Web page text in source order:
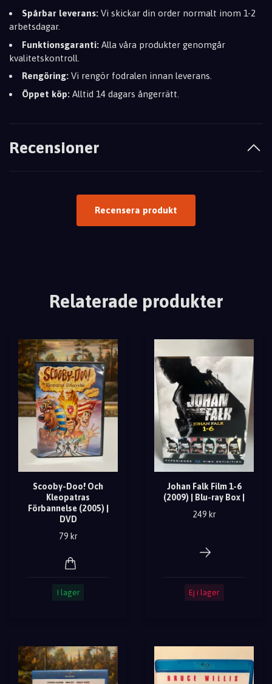
Spårbar leverans: Vi skickar din order normalt inom 1-2
arbetsdagar.
Funktionsgaranti: Alla våra produkter genomgår
kvalitetskontroll.
Rengöring: Vi rengör fodralen innan leverans.
Öppet köp: Alltid 14 dagars ångerrätt.
Recensioner
Recensera produkt
Relaterade produkter
Scooby-Doo! Och
Kleopatras
Förbannelse (2005) |
DVD
79 kr
I lager
Johan Falk Film 1-6
(2009) | Blu-ray Box |
249 kr
Ej i lager